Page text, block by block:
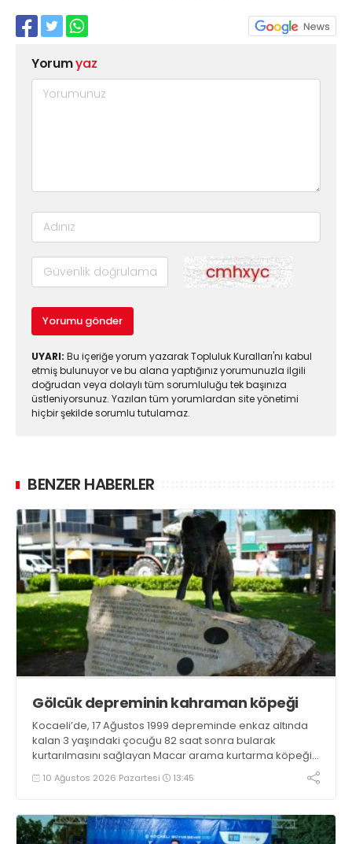
Yorumyaz
Yorumu gönder
UYARI: Bu içeriğe yorum yazarak Topluluk Kuralları'nı kabul
etmiş bulunuyor ve bu alana yaptığınız yorumunuzla ilgili
doğrudan veya dolaylı tüm sorumluluğu tek başınıza
üstleniyorsunuz. Yazılan tüm yorumlardan site yönetimi
hiçbir şekilde sorumlu tutulamaz.
BENZER HABERLER
Gölcük depreminin kahraman köpeği
Kocaeli’de, 17 Ağustos 1999 depreminde enkaz altında
kalan 3 yaşındaki çocuğu 82 saat sonra bularak
kurtarılmasını sağlayan Macar arama kurtarma köpeği
Mancs’ın İzmit’teki anıtı, Türk-Macar dostluğunun
nişanesi olarak varlığını sürdürüyor
10 Ağustos 2026 Pazartesi 13:45